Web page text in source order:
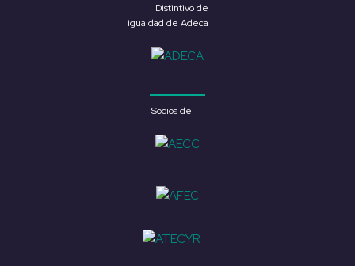
Distintivo de
igualdad de Adeca
Socios de